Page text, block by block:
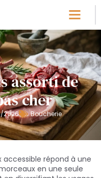
assorti de
cher
2026 Boucherie
accessible répond à une
en une seule